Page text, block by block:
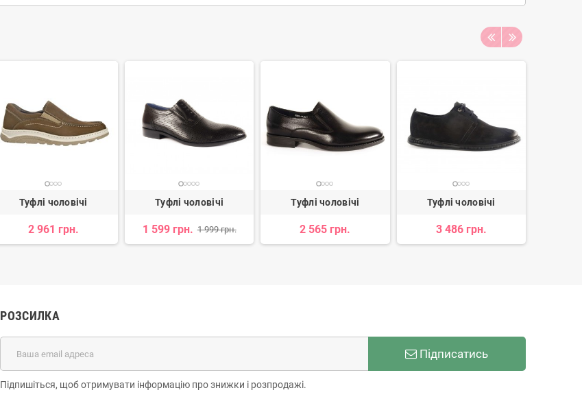
Туфлі чоловічі
2 961 грн.
Туфлі чоловічі
1 599 грн. 1 999 грн.
Туфлі чоловічі
2 565 грн.
Туфлі чоловічі
3 486 грн.
РОЗСИЛКА
Підписатись
Підпишіться, щоб отримувати інформацію про знижки і розпродажі.